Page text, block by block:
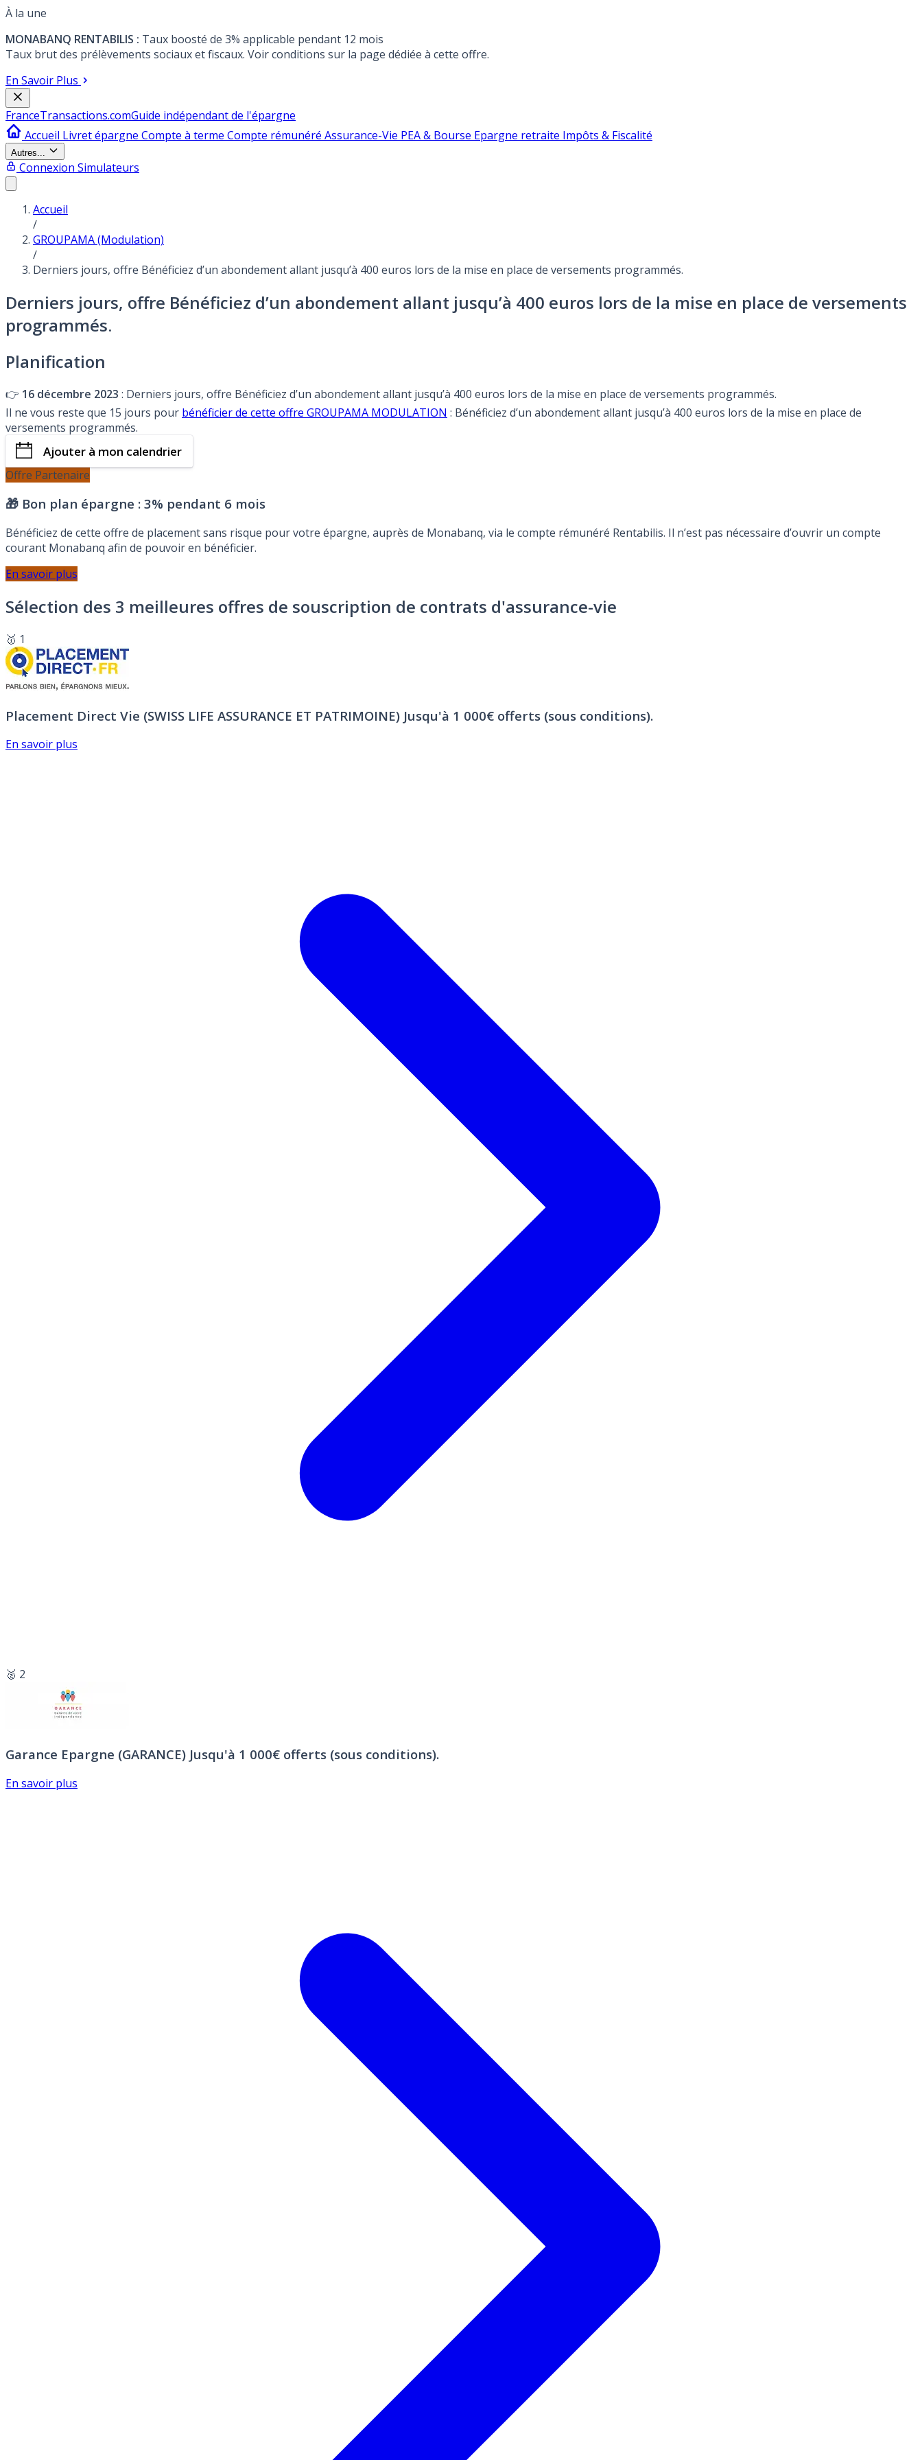
À la une
MONABANQ RENTABILIS : Taux boosté de 3% applicable pendant 12 mois
Taux brut des prélèvements sociaux et fiscaux. Voir conditions sur la page dédiée à cette offre.
En Savoir Plus
FranceTransactions.comGuide indépendant de l'épargne
Accueil Livret épargne Compte à terme Compte rémunéré Assurance-Vie PEA & Bourse Epargne retraite Impôts & Fiscalité
Autres...
Connexion Simulateurs
Accueil
/
GROUPAMA (Modulation)
/
Derniers jours, offre Bénéficiez d’un abondement allant jusqu’à 400 euros lors de la mise en place de versements programmés.
Derniers jours, offre Bénéficiez d’un abondement allant jusqu’à 400 euros lors de la mise en place de versements
programmés.
Planification
👉 16 décembre 2023 : Derniers jours, offre Bénéficiez d’un abondement allant jusqu’à 400 euros lors de la mise en place de versements programmés.
Il ne vous reste que 15 jours pour bénéficier de cette offre GROUPAMA MODULATION : Bénéficiez d’un abondement allant jusqu’à 400 euros lors de la mise en place de
versements programmés.
Ajouter à mon calendrier
Offre Partenaire
🎁 Bon plan épargne : 3% pendant 6 mois
Bénéficiez de cette offre de placement sans risque pour votre épargne, auprès de Monabanq, via le compte rémunéré Rentabilis. Il n’est pas nécessaire d’ouvrir un compte
courant Monabanq afin de pouvoir en bénéficier.
En savoir plus
Sélection des 3 meilleures offres de souscription de contrats d'assurance-vie
🥇 1
Placement Direct Vie (SWISS LIFE ASSURANCE ET PATRIMOINE) Jusqu'à 1 000€ offerts (sous conditions).
En savoir plus
🥈 2
Garance Epargne (GARANCE) Jusqu'à 1 000€ offerts (sous conditions).
En savoir plus